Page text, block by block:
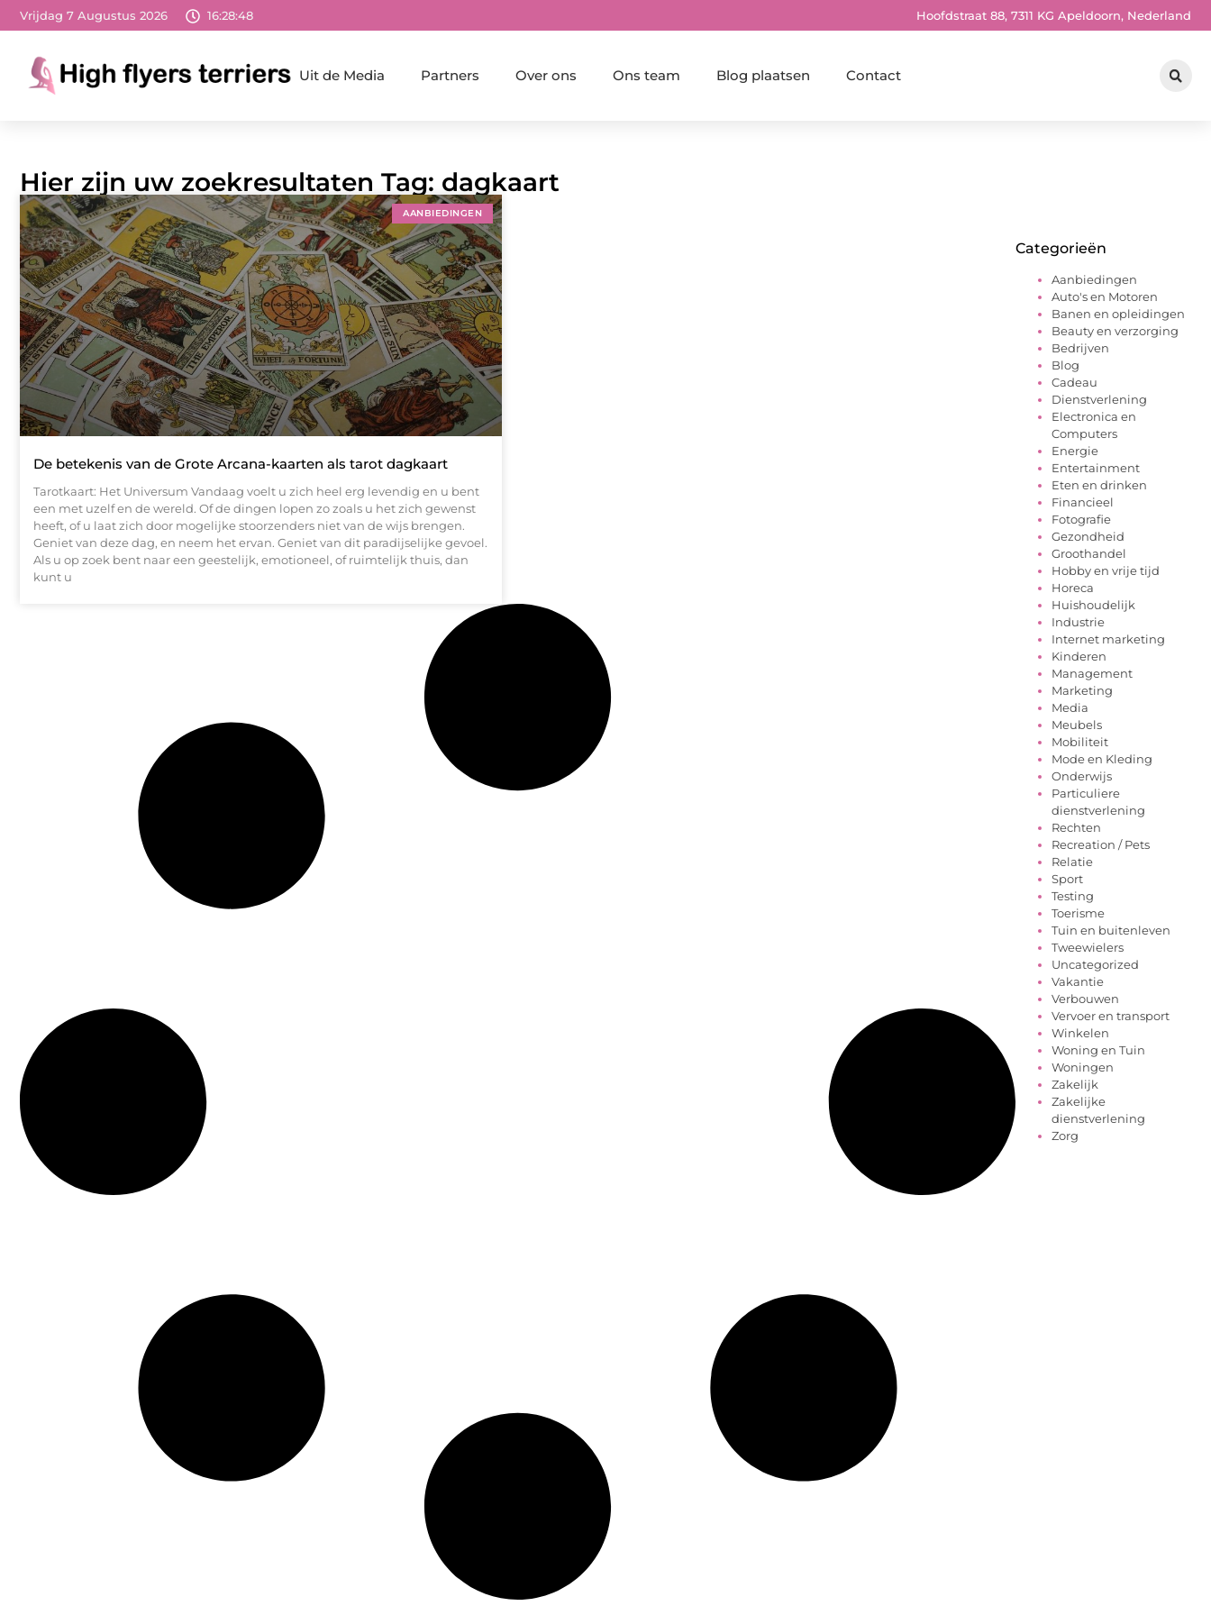
Vrijdag 7 Augustus 2026 16:28:49 Hoofdstraat 88, 7311 KG Apeldoorn, Nederland
Uit de Media Partners Over ons Ons team Blog plaatsen Contact
Hier zijn uw zoekresultaten Tag: dagkaart
AANBIEDINGEN
De betekenis van de Grote Arcana-kaarten als tarot dagkaart
Tarotkaart: Het Universum Vandaag voelt u zich heel erg levendig en u bent
een met uzelf en de wereld. Of de dingen lopen zo zoals u het zich gewenst
heeft, of u laat zich door mogelijke stoorzenders niet van de wijs brengen.
Geniet van deze dag, en neem het ervan. Geniet van dit paradijselijke gevoel.
Als u op zoek bent naar een geestelijk, emotioneel, of ruimtelijk thuis, dan
kunt u
Categorieën
Aanbiedingen
Auto's en Motoren
Banen en opleidingen
Beauty en verzorging
Bedrijven
Blog
Cadeau
Dienstverlening
Electronica en
Computers
Energie
Entertainment
Eten en drinken
Financieel
Fotografie
Gezondheid
Groothandel
Hobby en vrije tijd
Horeca
Huishoudelijk
Industrie
Internet marketing
Kinderen
Management
Marketing
Media
Meubels
Mobiliteit
Mode en Kleding
Onderwijs
Particuliere
dienstverlening
Rechten
Recreation / Pets
Relatie
Sport
Testing
Toerisme
Tuin en buitenleven
Tweewielers
Uncategorized
Vakantie
Verbouwen
Vervoer en transport
Winkelen
Woning en Tuin
Woningen
Zakelijk
Zakelijke
dienstverlening
Zorg